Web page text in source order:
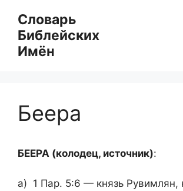
содержимому
Словарь
Библейских
Имён
Беера
БЕЕРА (колодец, источник):
а) 1 Пар. 5:6 — князь Рувимлян,